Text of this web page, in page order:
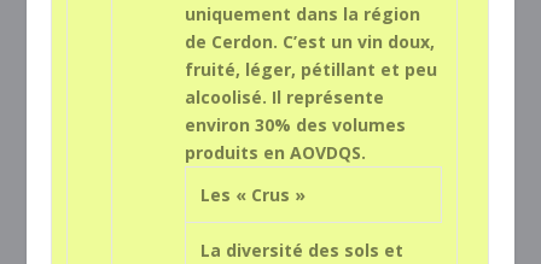
uniquement dans la région
de Cerdon. C’est un vin doux,
fruité, léger, pétillant et peu
alcoolisé. Il représente
environ 30% des volumes
produits en AOVDQS.
Les « Crus »
La diversité des sols et